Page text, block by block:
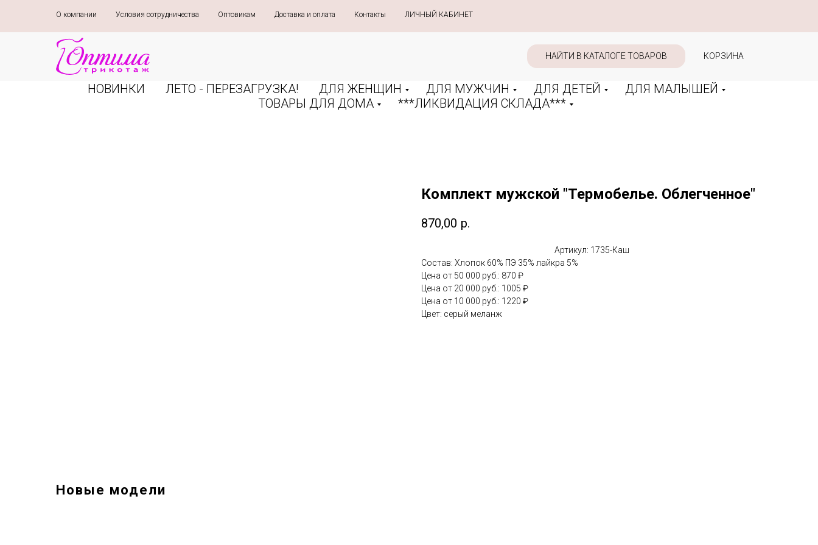
О компании Условия сотрудничества Оптовикам Доставка и оплата Контакты ЛИЧНЫЙ КАБИНЕТ
НАЙТИ В КАТАЛОГЕ ТОВАРОВ КОРЗИНА
НОВИНКИ ЛЕТО - ПЕРЕЗАГРУЗКА! ДЛЯ ЖЕНЩИН ДЛЯ МУЖЧИН ДЛЯ ДЕТЕЙ
ДЛЯ МАЛЫШЕЙ
ТОВАРЫ ДЛЯ ДОМА
***ЛИКВИДАЦИЯ СКЛАДА***
Комплект мужской "Термобелье. Облегченное"
870,00 р.
Артикул: 1735-Каш
Состав: Хлопок 60% ПЭ 35% лайкра 5%
Цена от 50 000 руб.: 870 ₽
Цена от 20 000 руб.: 1005 ₽
Цена от 10 000 руб.: 1220 ₽
Цвет: серый меланж
Новые модели